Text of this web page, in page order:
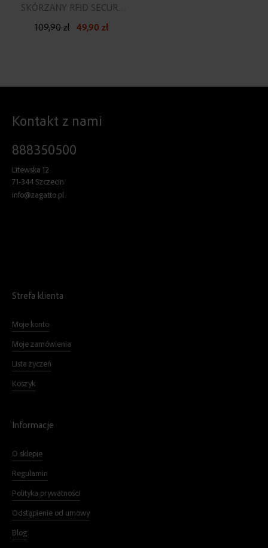
SKÓRZANY RFID SECURE
CZARNY49,90 zł
109,90 zł
Kontakt z nami
888350500
Litewska 12
71-344 Szczecin
info@zagatto.pl
Strefa klienta
Moje konto
Moje zamówienia
Lista życzeń
Koszyk
Informacje
O sklepie
Regulamin
Polityka prywatności
Odstąpienie od umowy
Blog